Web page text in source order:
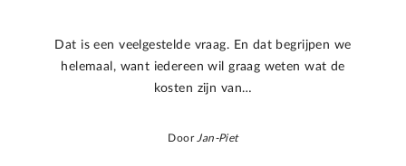
Dat is een veelgestelde vraag. En dat begrijpen we
helemaal, want iedereen wil graag weten wat de
kosten zijn van…
Door Jan-Piet